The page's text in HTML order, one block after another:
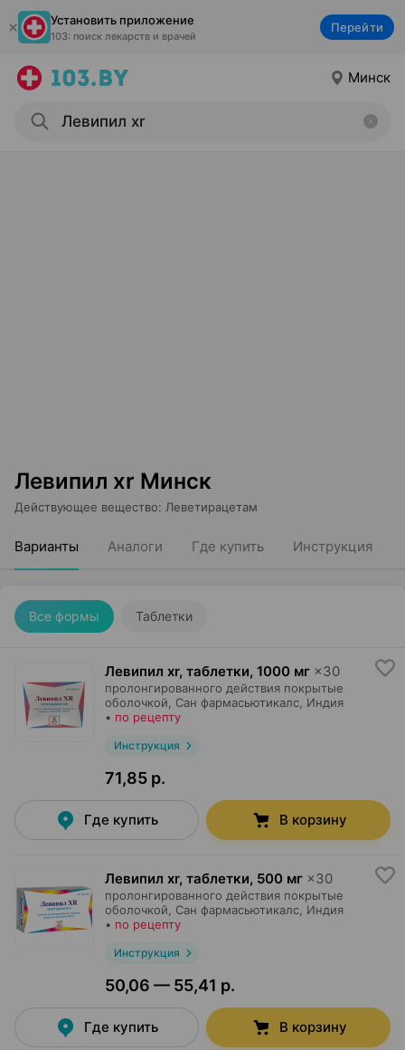
Установить приложение
103: поиск лекарств и врачей
Перейти
Минск
Левипил xr Минск
Действующее вещество: Леветирацетам
Варианты Аналоги Где купить Инструкция
Все формы Таблетки
Левипил xr, таблетки, 1000 мг ×30
пролонгированного действия покрытые
оболочкой,
Сан фармасьютикалс , Индия
• по рецепту
Инструкция
71,85 р.
Где купить В корзину
Левипил xr, таблетки, 500 мг ×30
пролонгированного действия покрытые
оболочкой,
Сан фармасьютикалс , Индия
• по рецепту
Инструкция
50,06 — 55,41 р.
Где купить В корзину